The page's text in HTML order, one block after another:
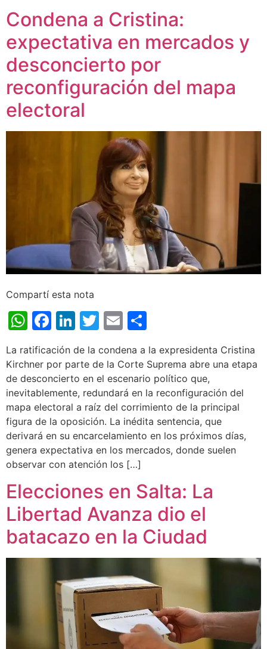
Condena a Cristina:
expectativa en mercados y
desconcierto por
reconfiguración del mapa
electoral
Compartí esta nota
WhatsApp
Facebook
LinkedIn
Twitter
Email
La ratificación de la condena a la expresidenta Cristina
Kirchner por parte de la Corte Suprema abre una etapa
de desconcierto en el escenario político que,
inevitablemente, redundará en la reconfiguración del
mapa electoral a raíz del corrimiento de la principal
figura de la oposición. La inédita sentencia, que
derivará en su encarcelamiento en los próximos días,
genera expectativa en los mercados, donde suelen
observar con atención los […]
Elecciones en Salta: La
Libertad Avanza dio el
batacazo en la Ciudad